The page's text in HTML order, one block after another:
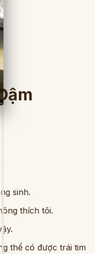
sinh.
thích tôi.
thể có được trái tim